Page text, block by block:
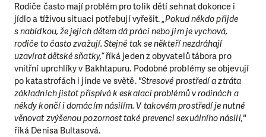
Rodiče často mají problém pro tolik dětí sehnat dokonce i
jídlo a tíživou situaci potřebují vyřešit. „Pokud někdo přijde
s nabídkou, že jejich dětem dá práci nebo jim je vychová,
rodiče to často zvažují. Stejně tak se někteří nezdráhají
uzavírat dětské sňatky,“říká jeden z obyvatelů tábora pro
vnitřní uprchlíky v Bakhtapuru. Podobné problémy se objevují
po katastrofách i jinde ve světě. "Stresové prostředí a ztráta
základních jistot přispívá k eskalaci problémů v rodinách a
někdy končí i domácím násilím. V takovém prostředí je nutné
věnovat zvýšenou pozornost také prevenci sexuálního násilí,"
říká Denisa Bultasová.